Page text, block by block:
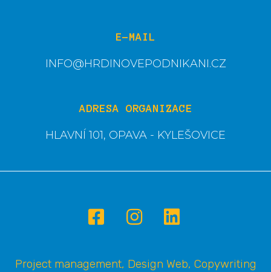
E-MAIL
INFO@HRDINOVEPODNIKANI.CZ
ADRESA ORGANIZACE
HLAVNÍ 101, OPAVA - KYLEŠOVICE
Project management, Design Web, Copywriting